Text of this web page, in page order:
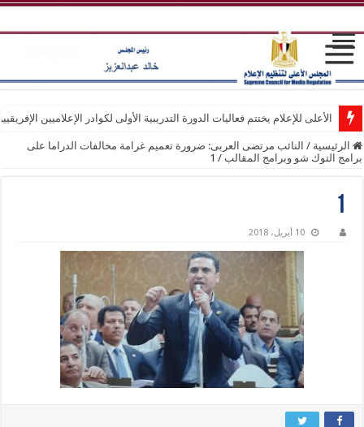
الأعلى للإعلام يختتم فعاليات الدورة التدريبية الأولى لكوادر الإعلاميين
الرئيسية / النائب مرتضى العربى: ضرورة تعميم غرامة مخالفات الدراما على
برامج التوك شو وبرامج المقالب /
1
1
10 أبريل، 2018